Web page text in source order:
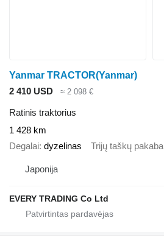
Yanmar TRACTOR(Yanmar)
2 410 USD
≈ 2 098 €
Ratinis traktorius
1 428 km
Degalai dyzelinas Trijų taškų pakaba
Japonija
EVERY TRADING Co Ltd